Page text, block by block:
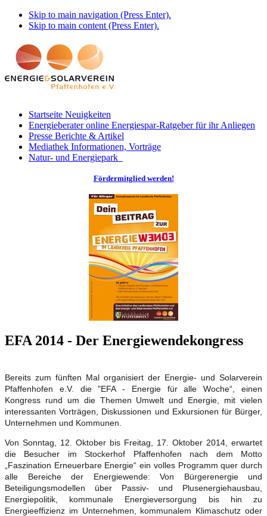
Skip to main navigation (Press Enter).
Skip to main content (Press Enter).
Startseite Neuigkeiten
Energieberater online Energiespar-Ratgeber für ihr Anliegen
Presse Berichte & Artikel
Mediathek Informationen, Vorträge
Natur- und Energiepark
Fördermitglied werden!
EFA 2014 - Der Energiewendekongress
Bereits zum fünften Mal organisiert der Energie- und Solarverein
Pfaffenhofen e.V. die "EFA - Energie für alle Woche“, einen
Kongress rund um die Themen Umwelt und Energie, mit vielen
interessanten Vorträgen, Diskussionen und Exkursionen für Bürger,
Unternehmen und Kommunen.
Von Sonntag, 12. Oktober bis Freitag, 17. Oktober 2014, erwartet
die Besucher im Stockerhof Pfaffenhofen nach dem Motto
„Faszination Erneuerbare Energie“ ein volles Programm quer durch
alle Bereiche der Energiewende: Von Bürgerenergie und
Beteiligungsmodellen über Passiv- und Plusenergiehausbau,
Energiepolitik, kommunale Energieversorgung bis hin zu
Energieeffizienz im Unternehmen, kommunalem Klimaschutz oder